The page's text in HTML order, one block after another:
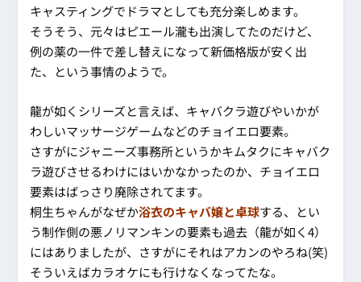
キャスティングでドラマとしても充分楽しめます。
そうそう、元々はピエール瀧も出演してたのだけど、
例の薬の一件で差し替えになって新価格版が安く出
た、という事情のようで。
龍が如くシリーズと言えば、キャバクラ遊びやいかが
わしいマッサージゲームなどのチョイエロ要素。
さすがにジャニーズ事務所というかキムタクにキャバク
ラ遊びさせるわけにはいかなかったのか、チョイエロ
要素はばっさり廃除されてます。
桐生ちゃんがなぜか浴衣のキャバ嬢と卓球する、とい
う制作側の悪ノリマンキンの要素も過去（龍が如く4）
にはありましたが、さすがにそれはアカンのやろね(笑)
そういえばカラオケにも行けなくなってたな。